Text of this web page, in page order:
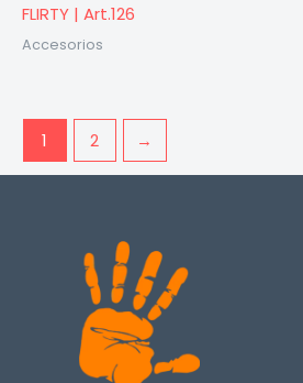
FLIRTY | Art.126
Accesorios
1 2 →